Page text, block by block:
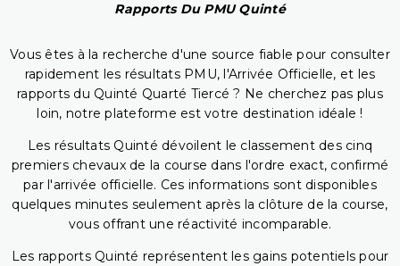
Rapports Du PMU Quinté
Vous êtes à la recherche d'une source fiable pour consulter
rapidement les résultats PMU, l'Arrivée Officielle, et les
rapports du Quinté Quarté Tiercé ? Ne cherchez pas plus
loin, notre plateforme est votre destination idéale !
Les résultats Quinté dévoilent le classement des cinq
premiers chevaux de la course dans l'ordre exact, confirmé
par l'arrivée officielle. Ces informations sont disponibles
quelques minutes seulement après la clôture de la course,
vous offrant une réactivité incomparable.
Les rapports Quinté représentent les gains potentiels pour